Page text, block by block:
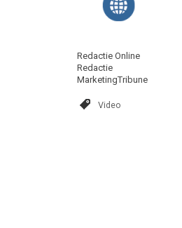
Redactie Online
Redactie
MarketingTribune
Video